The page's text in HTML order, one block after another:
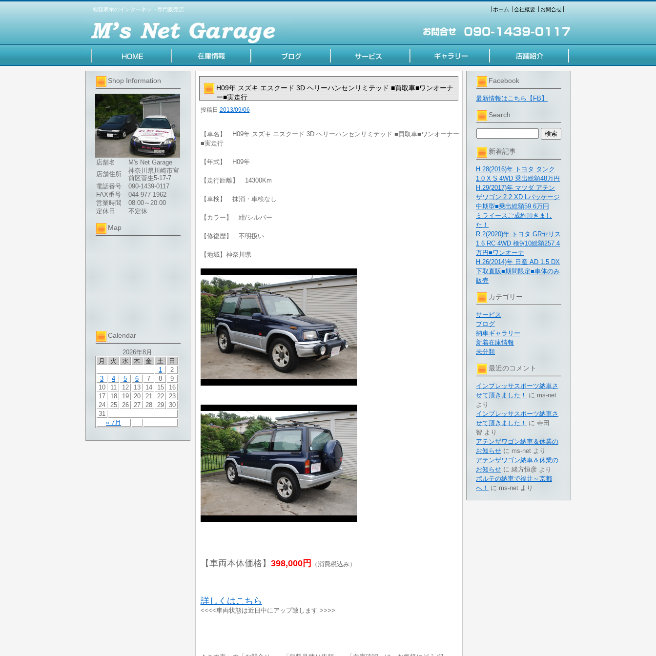
総額表示のインターネット専門販売店 ホーム 会社概要 お問合せ
Shop Information
店舗名
M's Net Garage
店舗住所
神奈川県川崎市宮
前区菅生5-17-7
電話番号
090-1439-0117
FAX番号
044-977-1962
営業時間
08:00～20:00
定休日
不定休
Map
Calendar
2026年8月
月
火 水 木 金 土 日
« 7月
1
2
3
4 5 6 7 8
9
10
11 12 13 14 15
16
17
18 19 20 21 22
23
24
25 26 27 28 29
30
31
Facebook
最新情報はこちら【FB】
Search
新着記事
H.28(2016)年 トヨタ タンク
1.0 X S 4WD 乗出総額48万円
H.29(2017)年 マツダ アテン
ザワゴン 2.2 XD Lパッケージ
中期型■乗出総額59.6万円
ミライースご成約頂きまし
た！
R.2(2020)年 トヨタ GRヤリス
1.6 RC 4WD 検9/10総額257.4
万円■ワンオーナ
H.26(2014)年 日産 AD 1.5 DX
下取直販■期間限定■車体のみ
販売
カテゴリー
サービス
ブログ
納車ギャラリー
新着在庫情報
未分類
最近のコメント
インプレッサスポーツ納車さ
せて頂きました！
に ms-net
より
インプレッサスポーツ納車さ
せて頂きました！
に 寺田
智 より
アテンザワゴン納車＆休業の
お知らせ に ms-net より
アテンザワゴン納車＆休業の
お知らせ に 緒方恒彦 より
ポルテの納車で福井～京都
へ！
に ms-net より
H09年 スズキ エスクード 3D ヘリーハンセンリミテッド ■買取車■ワンオーナ
ー■実走行
投稿日 2013/09/06
【車名】 H09年 スズキ エスクード 3D ヘリーハンセンリミテッド ■買取車■ワンオーナー
■実走行
【年式】 H09年
【走行距離】 14300Km
【車検】 抹消・車検なし
【カラー】 紺/シルバー
【修復歴】 不明扱い
【地域】神奈川県
【車両本体価格】 398,000円 （消費税込み）
詳しくはこちら
<<<<車両状態は近日中にアップ致します >>>>